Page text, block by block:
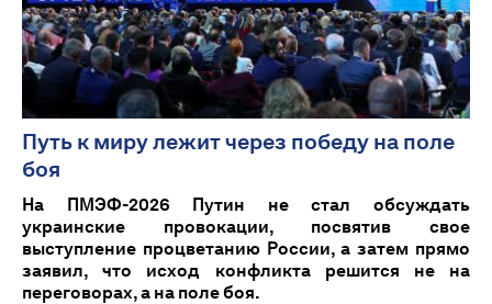
Путь к миру лежит через победу на поле
боя
На ПМЭФ-2026 Путин не стал обсуждать
украинские провокации, посвятив свое
выступление процветанию России, а затем прямо
заявил, что исход конфликта решится не на
переговорах, а на поле боя.